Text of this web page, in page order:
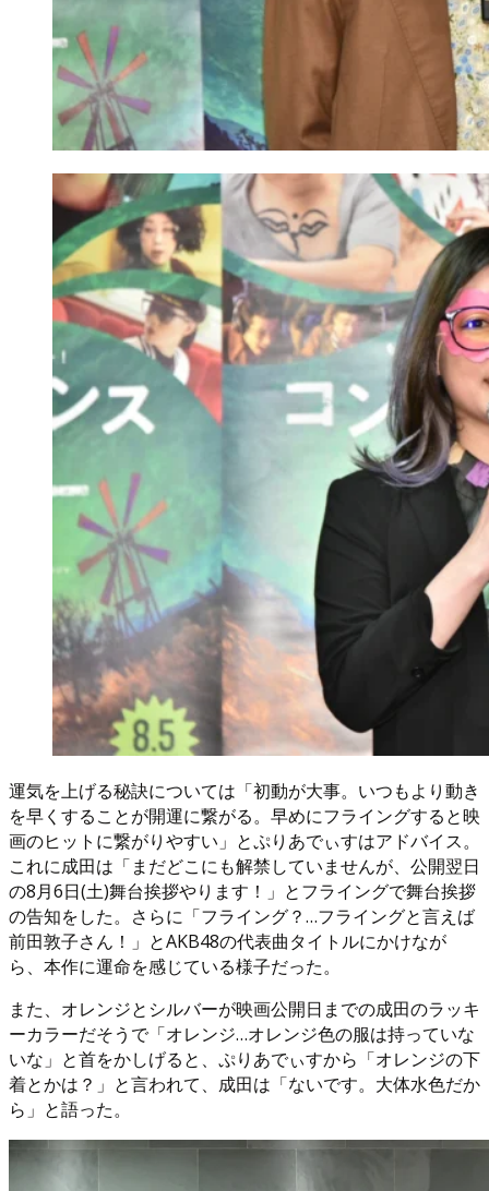
運気を上げる秘訣については「初動が大事。いつもより動き
を早くすることが開運に繋がる。早めにフライングすると映
画のヒットに繋がりやすい」とぷりあでぃすはアドバイス。
これに成田は「まだどこにも解禁していませんが、公開翌日
の8月6日(土)舞台挨拶やります！」とフライングで舞台挨拶
の告知をした。さらに「フライング？…フライングと言えば
前田敦子さん！」とAKB48の代表曲タイトルにかけなが
ら、本作に運命を感じている様子だった。
また、オレンジとシルバーが映画公開日までの成田のラッキ
ーカラーだそうで「オレンジ…オレンジ色の服は持っていな
いな」と首をかしげると、ぷりあでぃすから「オレンジの下
着とかは？」と言われて、成田は「ないです。大体水色だか
ら」と語った。